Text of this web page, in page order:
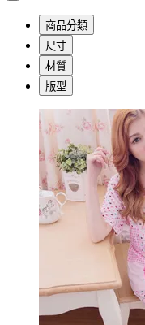
商品分類
尺寸
材質
版型